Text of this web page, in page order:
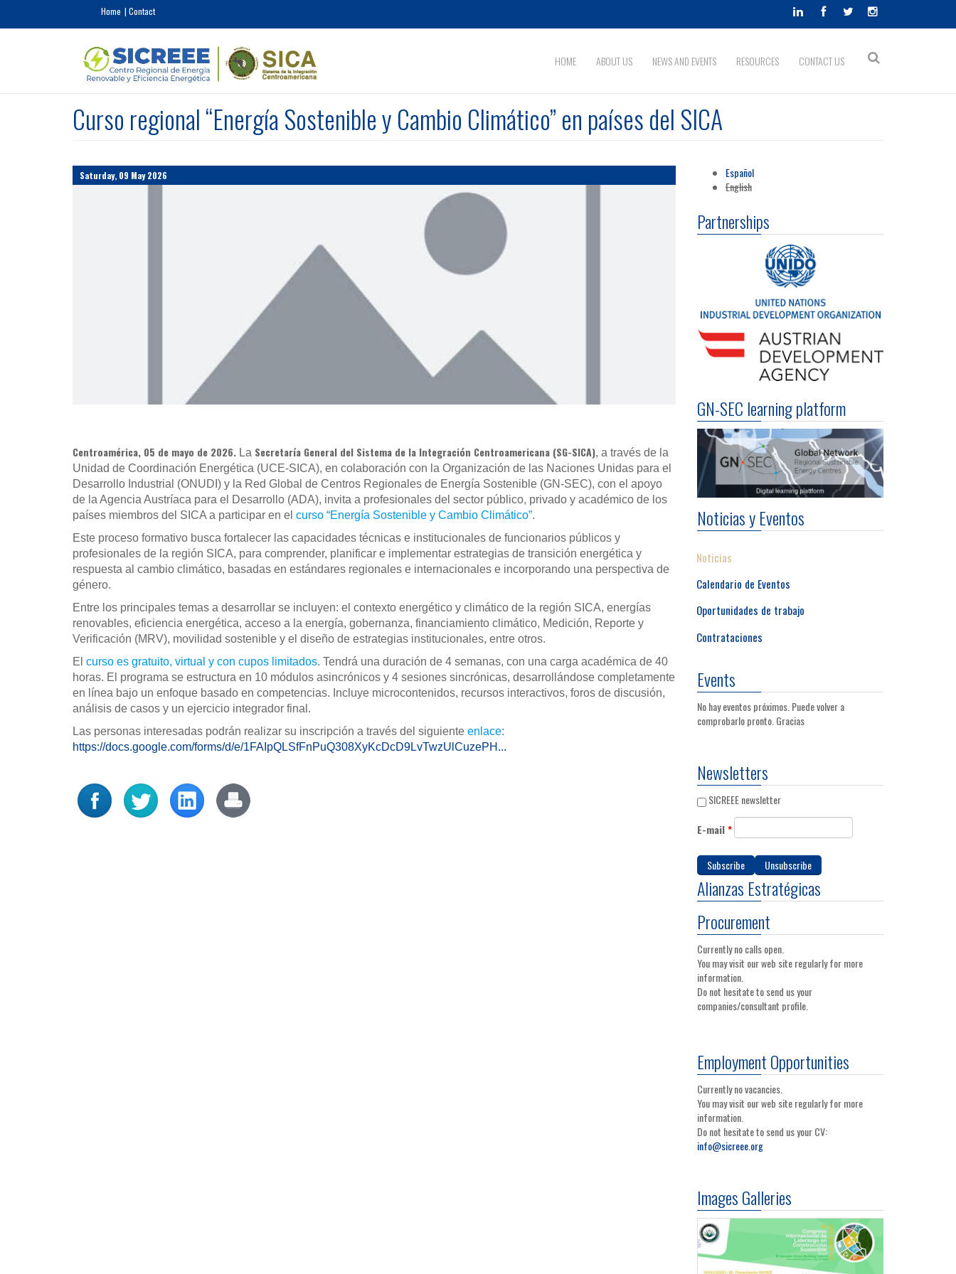
Home Contact
Search
Search
HOME ABOUT US NEWS AND EVENTS RESOURCES CONTACT US
Curso regional “Energía Sostenible y Cambio Climático” en países del SICA
Saturday, 09 May 2026
Centroamérica, 05 de mayo de 2026. La Secretaría General del Sistema de la Integración Centroamericana (SG-SICA), a través de la
Unidad de Coordinación Energética (UCE-SICA), en colaboración con la Organización de las Naciones Unidas para el
Desarrollo Industrial (ONUDI) y la Red Global de Centros Regionales de Energía Sostenible (GN-SEC), con el apoyo
de la Agencia Austríaca para el Desarrollo (ADA), invita a profesionales del sector público, privado y académico de los
países miembros del SICA a participar en el curso “Energía Sostenible y Cambio Climático”.
Este proceso formativo busca fortalecer las capacidades técnicas e institucionales de funcionarios públicos y
profesionales de la región SICA, para comprender, planificar e implementar estrategias de transición energética y
respuesta al cambio climático, basadas en estándares regionales e internacionales e incorporando una perspectiva de
género.
Entre los principales temas a desarrollar se incluyen: el contexto energético y climático de la región SICA, energías
renovables, eficiencia energética, acceso a la energía, gobernanza, financiamiento climático, Medición, Reporte y
Verificación (MRV), movilidad sostenible y el diseño de estrategias institucionales, entre otros.
El curso es gratuito, virtual y con cupos limitados. Tendrá una duración de 4 semanas, con una carga académica de 40
horas. El programa se estructura en 10 módulos asincrónicos y 4 sesiones sincrónicas, desarrollándose completamente
en línea bajo un enfoque basado en competencias. Incluye microcontenidos, recursos interactivos, foros de discusión,
análisis de casos y un ejercicio integrador final.
Las personas interesadas podrán realizar su inscripción a través del siguiente enlace:
https://docs.google.com/forms/d/e/1FAIpQLSfFnPuQ308XyKcDcD9LvTwzUlCuzePH...
Español
English
Partnerships
GN-SEC learning platform
Noticias y Eventos
Noticias
Calendario de Eventos
Oportunidades de trabajo
Contrataciones
Events
No hay eventos próximos. Puede volver a
comprobarlo pronto. Gracias
Newsletters
SICREEE newsletter
E-mail*
Alianzas Estratégicas
Procurement
Currently no calls open.
You may visit our web site regularly for more
information.
Do not hesitate to send us your
companies/consultant profile.
Employment Opportunities
Currently no vacancies.
You may visit our web site regularly for more
information.
Do not hesitate to send us your CV:
info@sicreee.org
Images Galleries